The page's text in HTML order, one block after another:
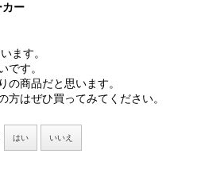
カー
ます。
です。
の商品だと思います。
方はぜひ買ってみてください。
はい いいえ